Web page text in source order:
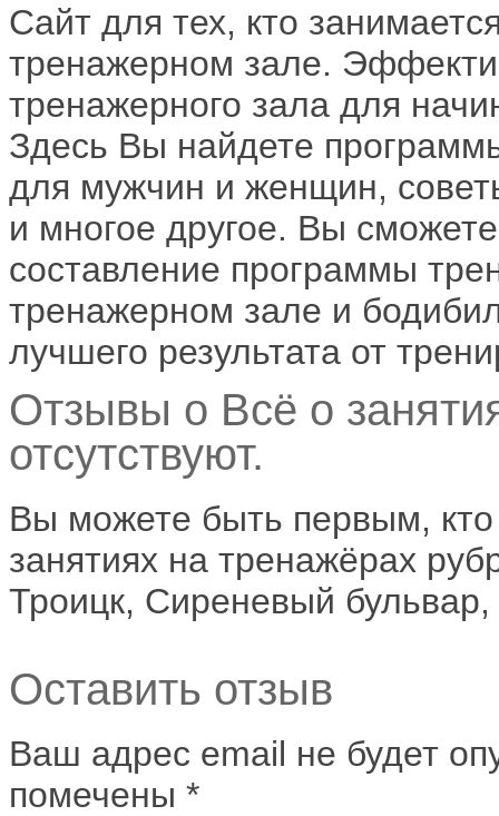
Сайт для тех, кто
тренажерном зале.
тренажерного зала для
Здесь Вы найдете
для мужчин и женщин,
и многое другое. Вы
составление программы
тренажерном зале и
лучшего результата от
Отзывы о Всё о
отсутствуют.
Вы можете быть первым,
занятиях на тренажёрах
Троицк, Сиреневый
Оставить отзыв
Ваш адрес email не будет
помечены *